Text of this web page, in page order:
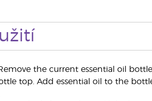
the current essential oil
top. Add essential oil to the